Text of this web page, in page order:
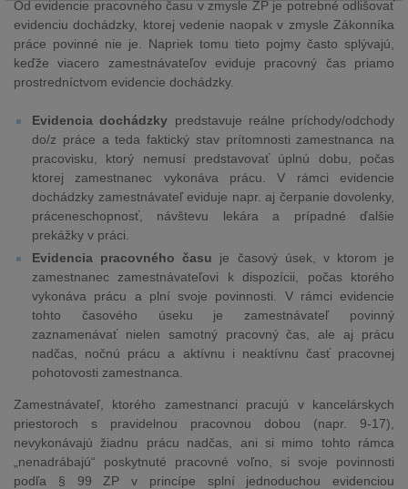
Od evidencie pracovného času v zmysle ZP je potrebné odlišovať
evidenciu dochádzky, ktorej vedenie naopak v zmysle Zákonníka
práce povinné nie je. Napriek tomu tieto pojmy často splývajú,
keďže viacero zamestnávateľov eviduje pracovný čas priamo
prostredníctvom evidencie dochádzky.
Evidencia dochádzky predstavuje reálne príchody/odchody
do/z práce a teda faktický stav prítomnosti zamestnanca na
pracovisku, ktorý nemusí predstavovať úplnú dobu, počas
ktorej zamestnanec vykonáva prácu. V rámci evidencie
dochádzky zamestnávateľ eviduje napr. aj čerpanie dovolenky,
práceneschopnosť, návštevu lekára a prípadné ďalšie
prekážky v práci.
Evidencia pracovného času je časový úsek, v ktorom je
zamestnanec zamestnávateľovi k dispozícii, počas ktorého
vykonáva prácu a plní svoje povinnosti. V rámci evidencie
tohto časového úseku je zamestnávateľ povinný
zaznamenávať nielen samotný pracovný čas, ale aj prácu
nadčas, nočnú prácu a aktívnu i neaktívnu časť pracovnej
pohotovosti zamestnanca.
Zamestnávateľ, ktorého zamestnanci pracujú v kancelárskych
priestoroch s pravidelnou pracovnou dobou (napr. 9-17),
nevykonávajú žiadnu prácu nadčas, ani si mimo tohto rámca
„nenadrábajú“ poskytnuté pracovné voľno, si svoje povinnosti
podľa § 99 ZP v princípe splní jednoduchou evidenciou